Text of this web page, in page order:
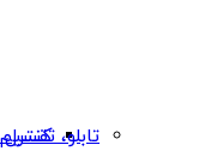
کنترلتابلو،